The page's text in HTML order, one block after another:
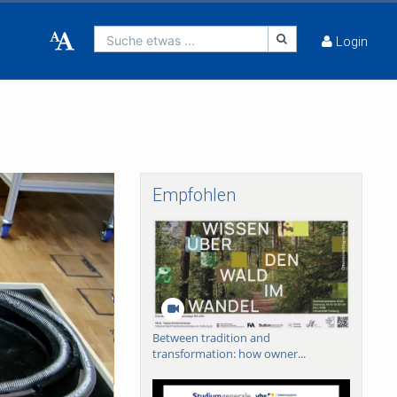
Suche etwas ... Login
Empfohlen
Between tradition and
transformation: how owner...